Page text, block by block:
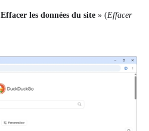
Effacer les données du site » (Effacer